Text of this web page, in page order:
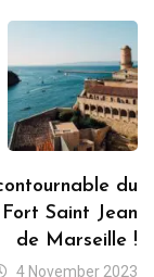
du
Saint Jean
de Marseille !
4 November 2023